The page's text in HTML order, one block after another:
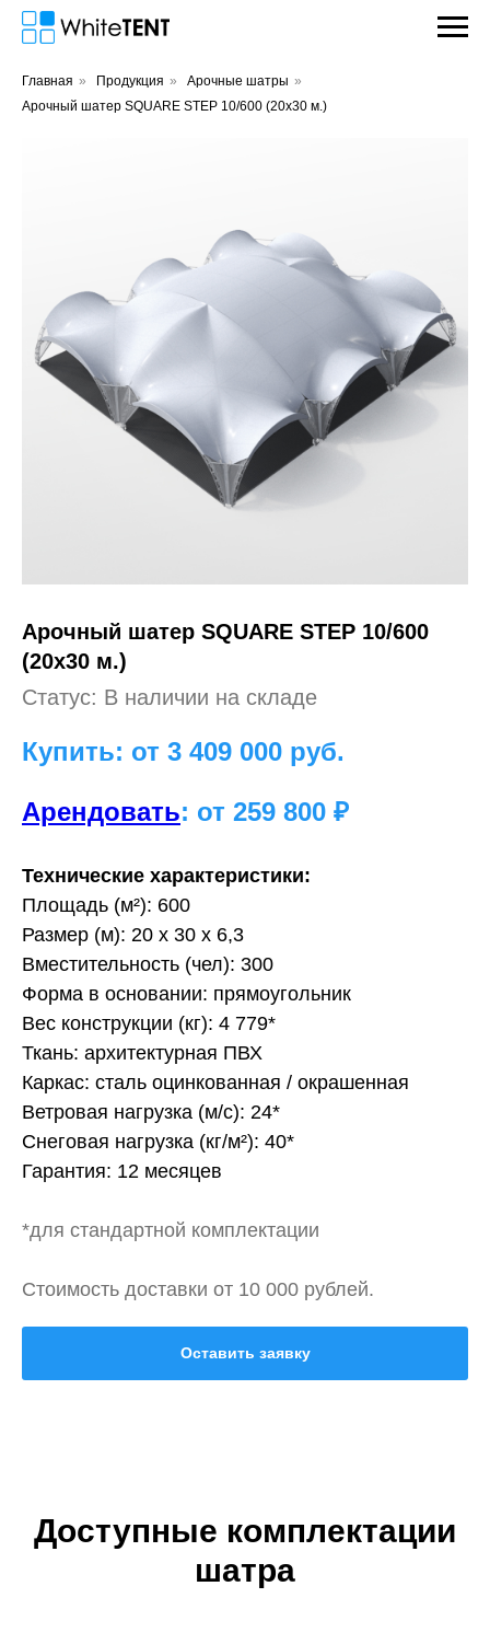
Главная » Продукция » Арочные шатры »
Арочный шатер SQUARE STEP 10/600 (20х30 м.)
Арочный шатер SQUARE STEP 10/600
(20х30 м.)
Статус: В наличии на складе
Купить: от 3 409 000 руб.
Арендовать: от 259 800 ₽
Технические характеристики:
Площадь (м²): 600
Размер (м): 20 х 30 х 6,3
Вместительность (чел): 300
Форма в основании: прямоугольник
Вес конструкции (кг): 4 779*
Ткань: архитектурная ПВХ
Каркас: сталь оцинкованная / окрашенная
Ветровая нагрузка (м/с): 24*
Снеговая нагрузка (кг/м²): 40*
Гарантия: 12 месяцев
*для стандартной комплектации
Стоимость доставки от 10 000 рублей.
Оставить заявку
Доступные комплектации
шатра